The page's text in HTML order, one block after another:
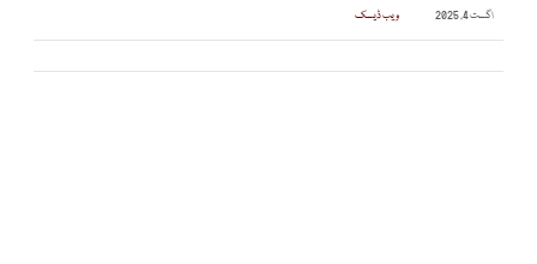
اگست 4, 2025 ویب ڈیسک